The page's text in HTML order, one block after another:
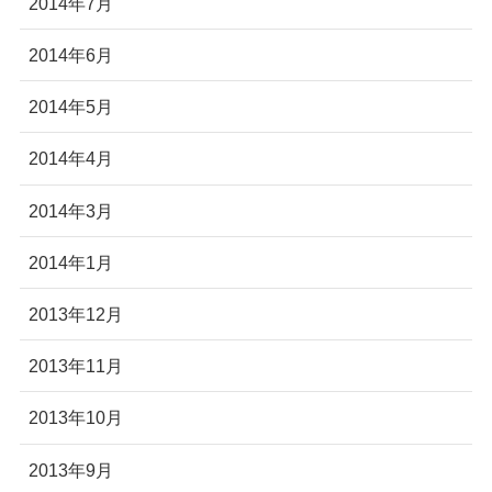
2014年6月
2014年5月
2014年4月
2014年3月
2014年1月
2013年12月
2013年11月
2013年10月
2013年9月